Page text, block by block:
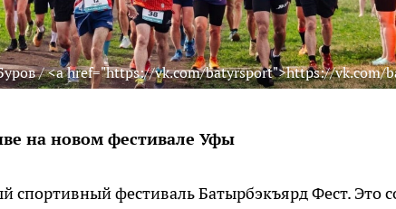
/ <a href="https://vk.com/batyrsport">https://vk.com/
на новом фестивале Уфы
спортивный фестиваль Батырбэкъярд Фест. Это